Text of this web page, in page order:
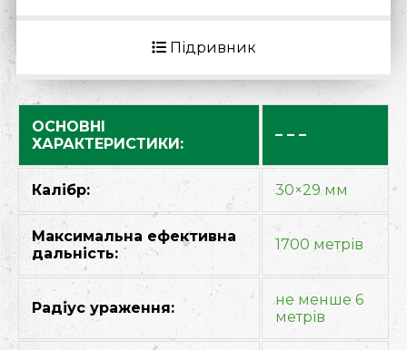
Підривник
ОСНОВНІ
ХАРАКТЕРИСТИКИ:
– – –
Калібр: 30×29 мм
Максимальна ефективна
дальність:
1700 метрів
Радіус ураження:
не менше 6
метрів